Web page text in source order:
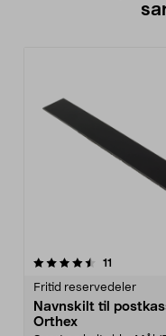
11
Fritid reservedeler
Navnskilt til
Orthex
0.0 av 5 stjerner